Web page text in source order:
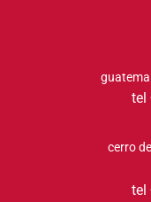
tel
cerro
tel